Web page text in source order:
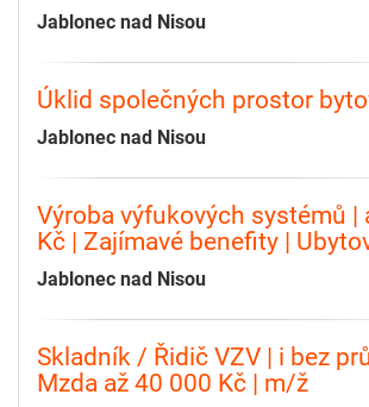
Jablonec nad Nisou
Úklid společných prostor
Jablonec nad Nisou
Výroba výfukových systémů |
Kč | Zajímavé benefity |
Jablonec nad Nisou
Skladník / Řidič VZV | i bez
Mzda až 40 000 Kč | m/ž